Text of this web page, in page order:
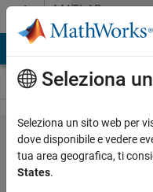
Vai al contenutoMATLAB
Answers
Undefined
function or
Seleziona
Seleziona un sito web per
dove disponibile e vedere
tua area geografica, ti
States.